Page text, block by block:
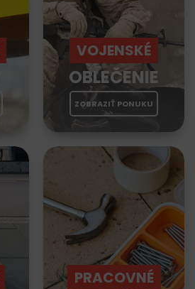
VOJENSKÉ
OBLEČENIE
ZOBRAZIŤ PONUKU
PRACOVNÉ